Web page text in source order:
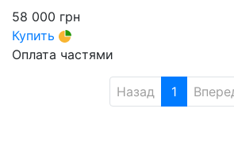
58 000 грн
Купить
Оплата частями
Назад 1